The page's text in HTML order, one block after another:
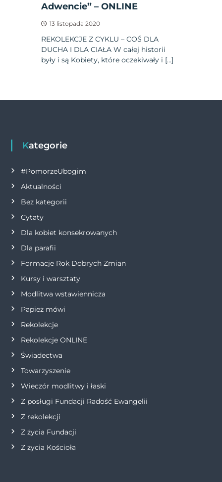
Adwencie” – ONLINE
13 listopada 2020
REKOLEKCJE Z CYKLU – COŚ DLA
DUCHA I DLA CIAŁA W całej historii
były i są Kobiety, które oczekiwały i […]
Kategorie
#PomorzeUbogim
Aktualności
Bez kategorii
Cytaty
Dla kobiet konsekrowanych
Dla parafii
Formacje Rok Dobrych Zmian
Kursy i warsztaty
Modlitwa wstawiennicza
Papież mówi
Rekolekcje
Rekolekcje ONLINE
Świadectwa
Towarzyszenie
Wieczór modlitwy i łaski
Z posługi Fundacji Radość Ewangelii
Z rekolekcji
Z życia Fundacji
Z życia Kościoła